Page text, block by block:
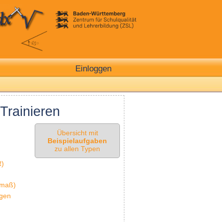
Einloggen
Übersicht mit
Beispielaufgaben
zu allen Typen